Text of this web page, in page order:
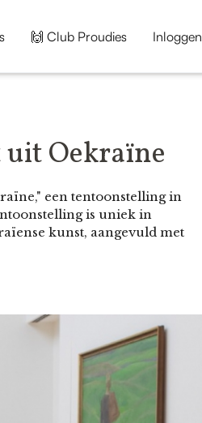
🙌 Club Proudies Inloggen
Oekraïne
een tentoonstelling in
is uniek in
kunst, aangevuld met